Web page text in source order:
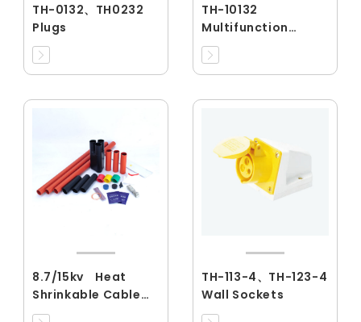
TH-0132、TH0232
Plugs
TH-10132
Multifunction
Series
8.7/15kv Heat
Shrinkable Cable
Accessories
TH-113-4、TH-123-4
Wall Sockets